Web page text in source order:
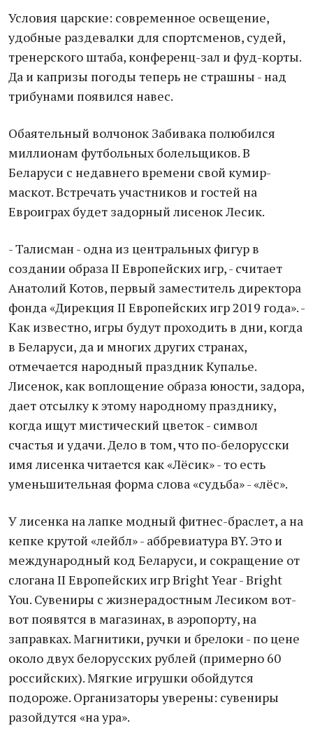
Условия царские: современное освещение,
удобные раздевалки для спортсменов, судей,
тренерского штаба, конференц-зал и фуд-корты.
Да и капризы погоды теперь не страшны - над
трибунами появился навес.
Обаятельный волчонок Забивака полюбился
миллионам футбольных болельщиков. В
Беларуси с недавнего времени свой кумир-
маскот. Встречать участников и гостей на
Евроиграх будет задорный лисенок Лесик.
- Талисман - одна из центральных фигур в
создании образа II Европейских игр, - считает
Анатолий Котов, первый заместитель директора
фонда «Дирекция II Европейских игр 2019 года». -
Как известно, игры будут проходить в дни, когда
в Беларуси, да и многих других странах,
отмечается народный праздник Купалье.
Лисенок, как воплощение образа юности, задора,
дает отсылку к этому народному празднику,
когда ищут мистический цветок - символ
счастья и удачи. Дело в том, что по-белорусски
имя лисенка читается как «Лёсик» - то есть
уменьшительная форма слова «судьба» - «лёс».
У лисенка на лапке модный фитнес-браслет, а на
кепке крутой «лейбл» - аббревиатура BY. Это и
международный код Беларуси, и сокращение от
слогана II Европейских игр Bright Year - Bright
You. Сувениры с жизнерадостным Лесиком вот-
вот появятся в магазинах, в аэропорту, на
заправках. Магнитики, ручки и брелоки - по цене
около двух белорусских рублей (примерно 60
российских). Мягкие игрушки обойдутся
подороже. Организаторы уверены: сувениры
разойдутся «на ура».